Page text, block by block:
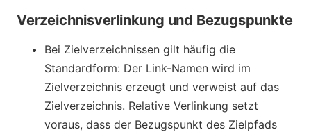
Verzeichnisverlinkung und Bezugspunkte
Bei Zielverzeichnissen gilt häufig die
Standardform: Der Link-Namen wird im
Zielverzeichnis erzeugt und verweist auf das
Zielverzeichnis. Relative Verlinkung setzt
voraus, dass der Bezugspunkt des Zielpfads